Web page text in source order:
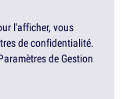
l'afficher, vous
de confidentialité.
de Gestion